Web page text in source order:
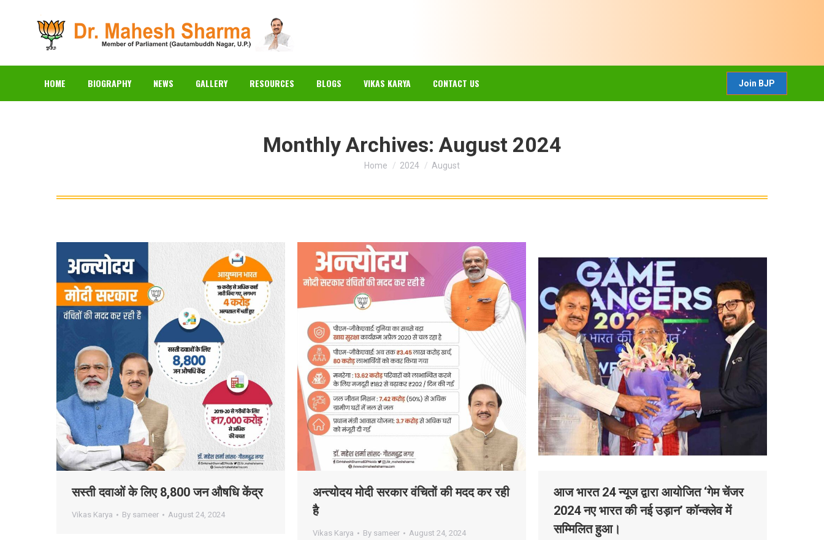
HOME BIOGRAPHY NEWS GALLERY RESOURCES BLOGS VIKAS KARYA CONTACT US Join BJP
Monthly Archives: August 2024
You are here:
Home 2024 August
सस्ती दवाओं के लिए 8,800 जन औषधि केंद्र
Vikas Karya By sameer August 24, 2024
अन्त्योदय मोदी सरकार वंचितों की मदद कर रही
है
Vikas Karya By sameer August 24, 2024
आज भारत 24 न्यूज द्वारा आयोजित ‘गेम चेंजर
2024 नए भारत की नई उड़ान’ कॉन्क्लेव में
सम्मिलित हुआ।
NEWS